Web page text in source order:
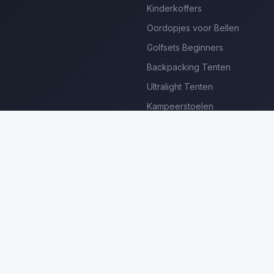
Kinderkoffers
Oordopjes voor Bellen
Golfsets Beginners
Backpacking Tenten
Ultralight Tenten
Kampeerstoelen